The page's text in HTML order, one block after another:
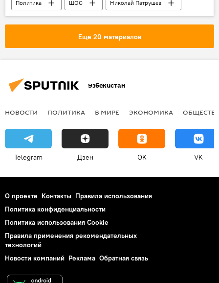
Политика ШОС Николай Патрушев
Еще 20 материалов
Узбекистан
НОВОСТИ ПОЛИТИКА В МИРЕ ЭКОНОМИКА
Telegram Дзен OK VK
О проекте Контакты Правила использования
Политика конфиденциальности
Политика использования Cookie
Правила применения рекомендательных
технологий
Новости компаний Реклама Обратная связь